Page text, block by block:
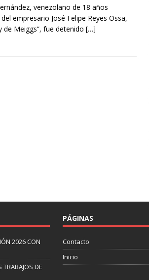
venezolano de 18 años
empresario José Felipe Reyes Ossa,
de Meiggs”, fue detenido […]
2026 CON
TRABAJOS DE
PÁGINAS
Contacto
Inicio